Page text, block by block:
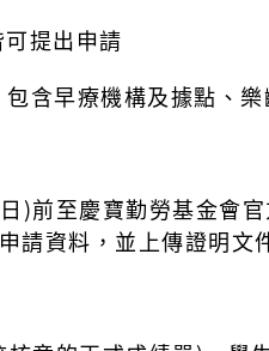
提出申請
含早療機構及據點、
)前至慶寶勤勞基金會
請資料，並上傳證明文